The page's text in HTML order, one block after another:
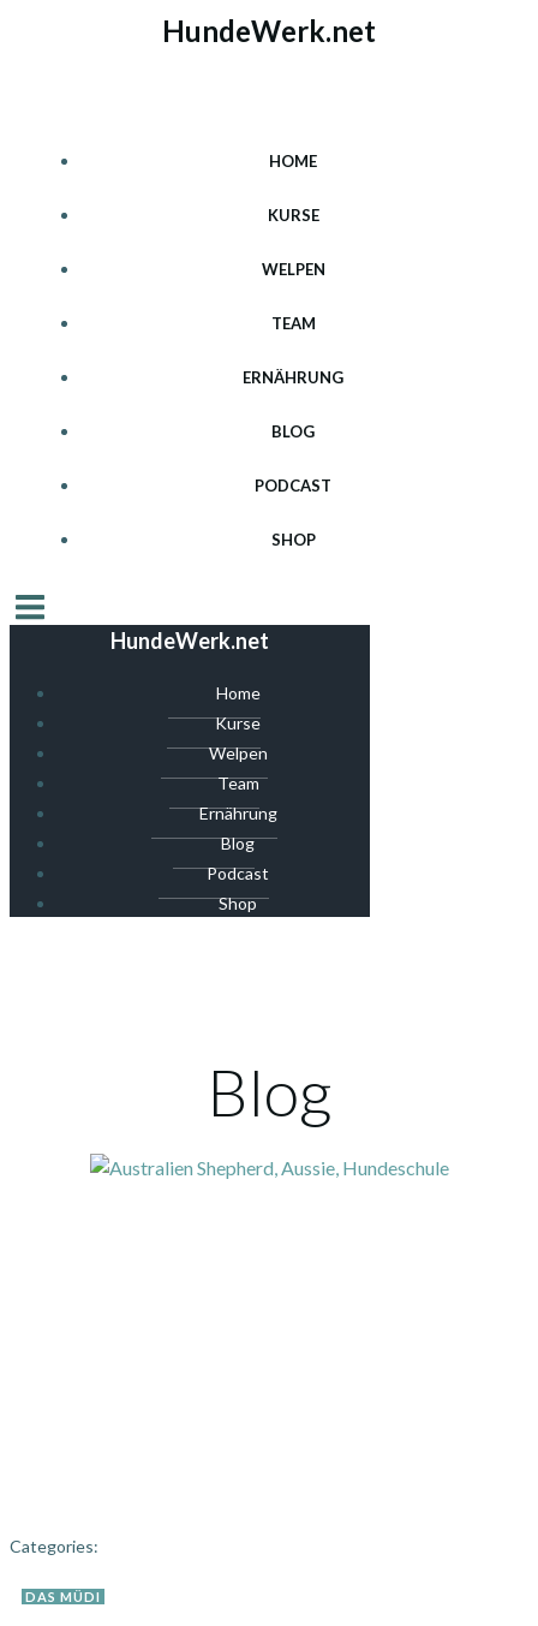
HundeWerk.net
HOME
KURSE
WELPEN
TEAM
ERNÄHRUNG
BLOG
PODCAST
SHOP
HundeWerk.net
Home
Kurse
Welpen
Team
Ernährung
Blog
Podcast
Shop
Blog
Categories:
DAS MÜDI